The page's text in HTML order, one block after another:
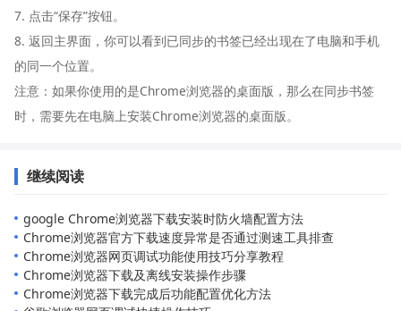
7. 点击“保存”按钮。
8. 返回主界面，你可以看到已同步的书签已经出现在了电脑和手机
的同一个位置。
注意：如果你使用的是Chrome浏览器的桌面版，那么在同步书签
时，需要先在电脑上安装Chrome浏览器的桌面版。
继续阅读
google Chrome浏览器下载安装时防火墙配置方法
Chrome浏览器官方下载速度异常是否通过测速工具排查
Chrome浏览器网页调试功能使用技巧分享教程
Chrome浏览器下载及离线安装操作步骤
Chrome浏览器下载完成后功能配置优化方法